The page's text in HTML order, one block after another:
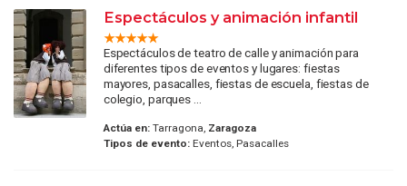
Espectáculos y animación infantil
Espectáculos de teatro de calle y animación para
diferentes tipos de eventos y lugares: fiestas
mayores, pasacalles, fiestas de escuela, fiestas de
colegio, parques ...
Actúa en:Tarragona, Zaragoza
Tipos de evento:Eventos, Pasacalles